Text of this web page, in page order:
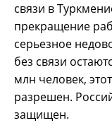
связи в
прекращение
серьезное
без связи
млн человек,
разрешен.
защищен.